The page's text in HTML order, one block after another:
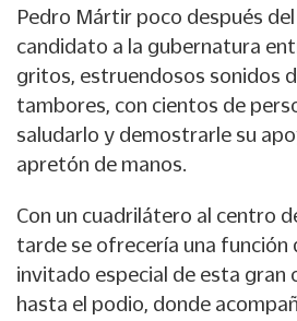
Pedro Mártir poco después del
candidato a la gubernatura
gritos, estruendosos sonidos
tambores, con cientos de
saludarlo y demostrarle su
apretón de manos.
Con un cuadrilátero al centro
tarde se ofrecería una función
invitado especial de esta gran
hasta el podio, donde